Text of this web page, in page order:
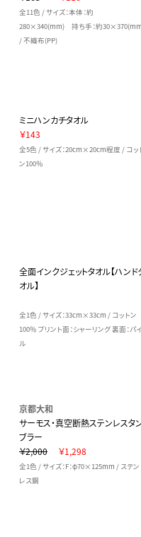
全11色 / サイズ：本体：約
280×340(mm) 持ち手：約
/ 不織布(PP)
ミニハンカチタオル
￥143
全5色 / サイズ：20cm×20cm程度 / コッ
ン100％
全面インクジェットタオル【ハンド
オル】
全1色 / サイズ：33cm×33cm / コットン
100％ プリント面：シャーリング 裏面：パイ
ル
京都大和
サーモス・真空断熱ステンレスタ
ブラー
￥2,000
￥1,298
全1色 / サイズ：F：φ70×125mm / ステン
レス鋼